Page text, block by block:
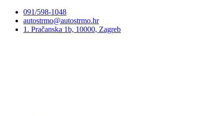
Preskoči
sadržaj
091/598-1048
autostrmo@autostrmo.hr
1. Pračanska 1b, 10000, Zagreb